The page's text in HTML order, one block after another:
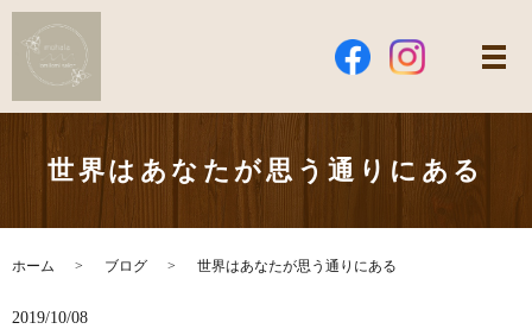
世界はあなたが思う通りにある
ホーム ブログ 世界はあなたが思う通りにある
2019/10/08